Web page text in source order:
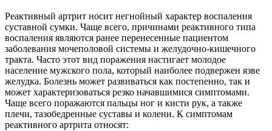
Реактивный артрит носит негнойный характер воспаления
суставной сумки. Чаще всего, причинами реактивного типа
воспаления являются ранее перенесенные пациентом
заболевания мочеполовой системы и желудочно-кишечного
тракта. Часто этот вид поражения настигает молодое
население мужского пола, который наиболее подвержен язве
желудка. Болезнь может развиваться как постепенно, так и
может характеризоваться резко начавшимися симптомами.
Чаще всего поражаются пальцы ног и кисти рук, а также
плечи, тазобедренные суставы и колени. К симптомам
реактивного артрита относят: